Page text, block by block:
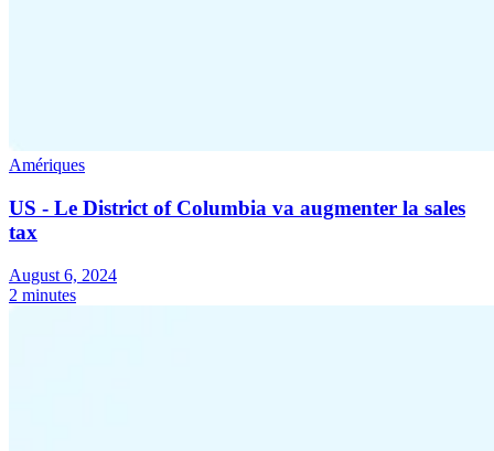
Amériques
US - Le District of Columbia va augmenter la sales
tax
August 6, 2024
2 minutes